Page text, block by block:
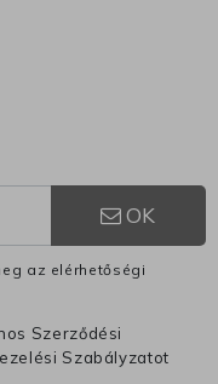
OK
az elérhetőségi
Szerződési
Szabályzatot